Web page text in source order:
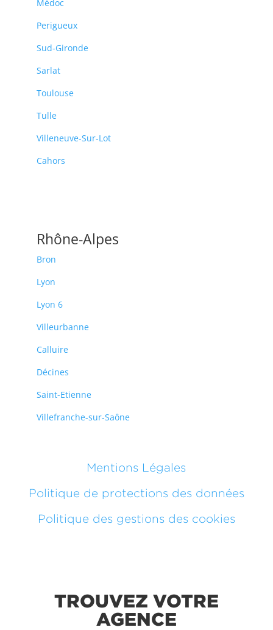
Médoc
Perigueux
Sud-Gironde
Sarlat
Toulouse
Tulle
Villeneuve-Sur-Lot
Cahors
Rhône-Alpes
Bron
Lyon
Lyon 6
Villeurbanne
Calluire
Décines
Saint-Etienne
Villefranche-sur-Saône
Mentions Légales
Politique de protections des données
Politique des gestions des cookies
TROUVEZ VOTRE
AGENCE